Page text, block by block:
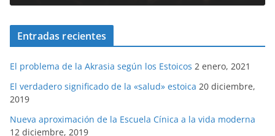
Entradas recientes
El problema de la Akrasia según los Estoicos 2 enero, 2021
El verdadero significado de la «salud» estoica 20 diciembre,
2019
Nueva aproximación de la Escuela Cínica a la vida moderna
12 diciembre, 2019